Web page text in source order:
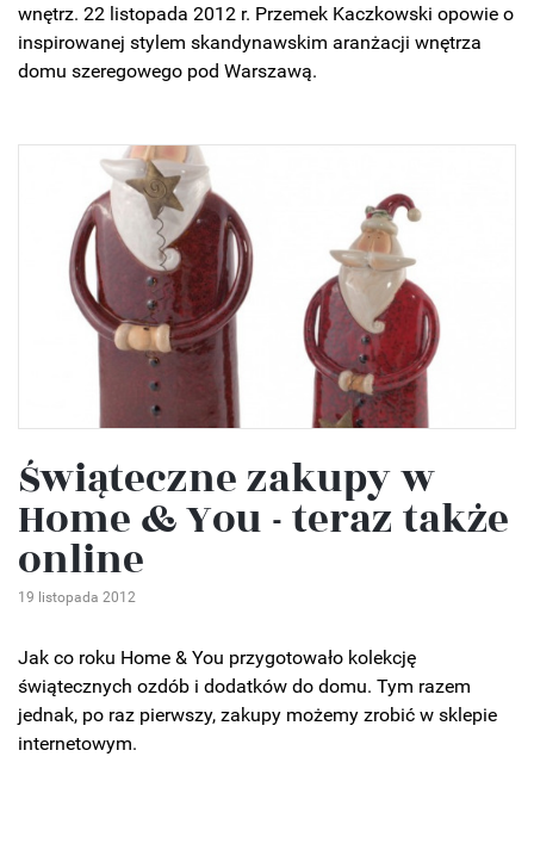
wnętrz. 22 listopada 2012 r. Przemek Kaczkowski opowie o
inspirowanej stylem skandynawskim aranżacji wnętrza
domu szeregowego pod Warszawą.
Świąteczne zakupy w
Home & You - teraz także
online
19 listopada 2012
Jak co roku Home & You przygotowało kolekcję
świątecznych ozdób i dodatków do domu. Tym razem
jednak, po raz pierwszy, zakupy możemy zrobić w sklepie
internetowym.